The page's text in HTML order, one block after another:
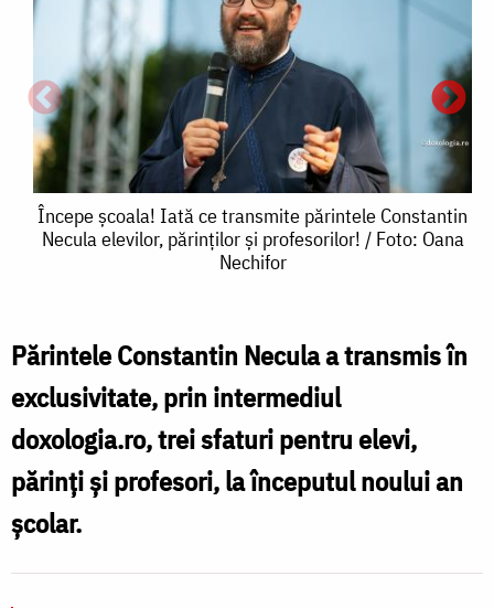
Începe
școala!
transmite
părintele
Constantin
Necula
elevilor,
Începe școala! Iată ce transmite părintele Constantin
Necula elevilor, părinților și profesorilor! / Foto: Oana
Nechifor
Părintele Constantin Necula a transmis în
exclusivitate, prin intermediul
doxologia.ro, trei sfaturi pentru elevi,
părinți și profesori, la începutul noului an
școlar.